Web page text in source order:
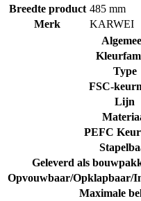
Breedte product 485 mm
Merk
KARWEI
Type
FSC-
Lijn
PEFC
Geleverd als
Opvouwbaar/Opklapbaar/
Maximale